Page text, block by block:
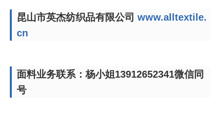
昆山市英杰纺织品有限公司 www.alltextile.
cn
面料业务联系：杨小姐13912652341微信同
号